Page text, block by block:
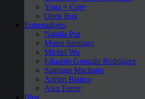
Yoga + Core
Open Box
Entrenadores
Natalia Paz
Mateo Santiago
Michel Wu
Eduardo Gonzalo Rodríguez
Santiago Machado
Adrian Blanco
Alex Ferrer